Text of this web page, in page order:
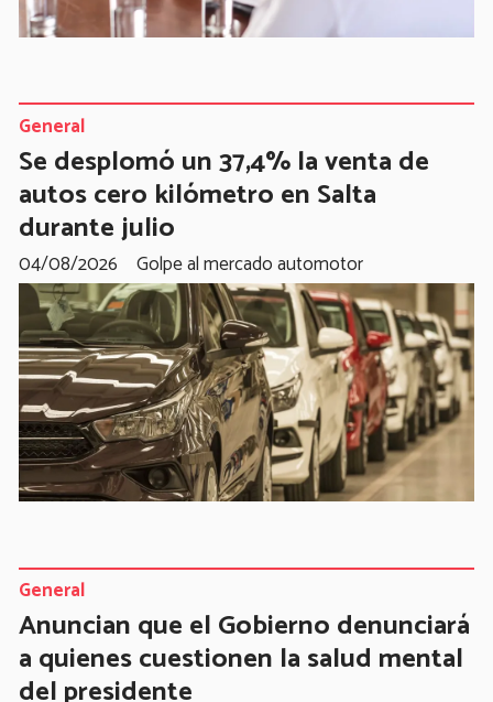
Se desplomó un 37,4% la venta de
autos cero kilómetro en Salta
durante julio
Golpe al mercado automotor
General
04/08/2026
Anuncian que el Gobierno denunciará
a quienes cuestionen la salud mental
del presidente
General